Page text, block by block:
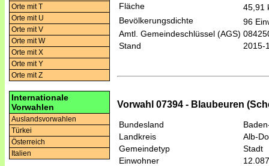
Orte mit T
Orte mit U
Orte mit V
Orte mit W
Orte mit X
Orte mit Y
Orte mit Z
Internationale
Vorwahlen
Auslandsvorwahlen
Türkei
Österreich
Italien
Fläche
45,91
Bevölkerungsdichte
96
Amtl. Gemeindeschlüssel (AGS)
Stand
2015-
Vorwahl 07394 - Blaubeuren
Bundesland
Landkreis
Alb-
Gemeindetyp
Stadt
Einwohner
12.087